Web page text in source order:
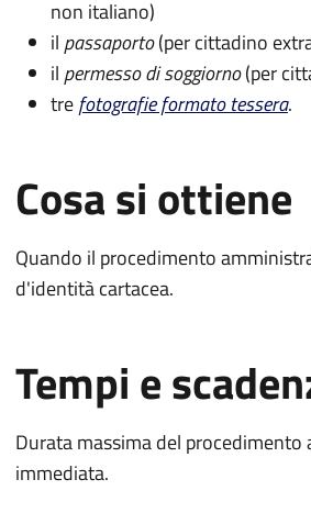
non italiano)
il passaporto(per cittadino
il permesso di soggiorno(per
trefotografie formato tessera.
Cosa si ottiene
Quando il procedimento
d'identità cartacea.
Tempi e
Durata massima del
immediata.